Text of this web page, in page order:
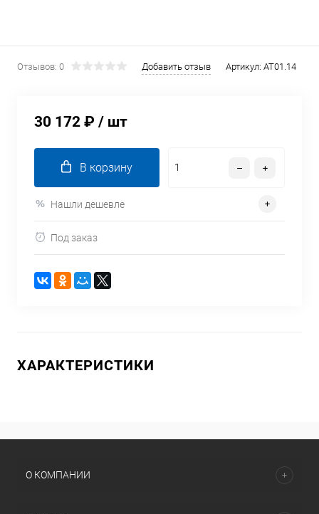
Отзывов: 0 Добавить отзыв Артикул: AT01.14
30 172 ₽ / шт
В корзину
Нашли дешевле
Под заказ
ХАРАКТЕРИСТИКИ
О КОМПАНИИ